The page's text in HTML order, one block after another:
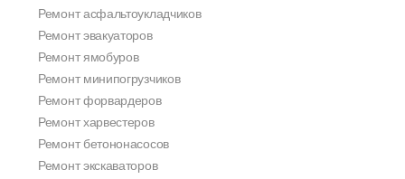
Ремонт асфальтоукладчиков
Ремонт эвакуаторов
Ремонт ямобуров
Ремонт минипогрузчиков
Ремонт форвардеров
Ремонт харвестеров
Ремонт бетононасосов
Ремонт экскаваторов